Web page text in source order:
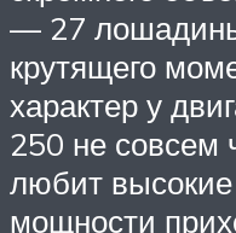
— 27
крутящего
характер у
250 не
любит высокие
мощности